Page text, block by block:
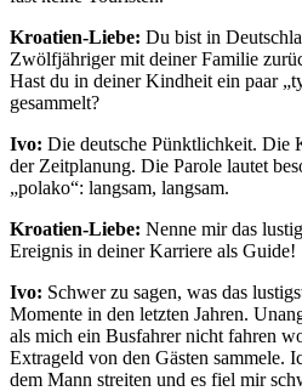
Kroatien-Liebe: Du bist in
Zwölfjähriger mit deiner Familie
Hast du in deiner Kindheit ein paar
gesammelt?
Ivo: Die deutsche Pünktlichkeit. Die
der Zeitplanung. Die Parole lautet
„polako“: langsam, langsam.
Kroatien-Liebe: Nenne mir das
Ereignis in deiner Karriere als Guide!
Ivo: Schwer zu sagen, was das
Momente in den letzten Jahren.
als mich ein Busfahrer nicht fahren
Extrageld von den Gästen sammele.
dem Mann streiten und es fiel mir